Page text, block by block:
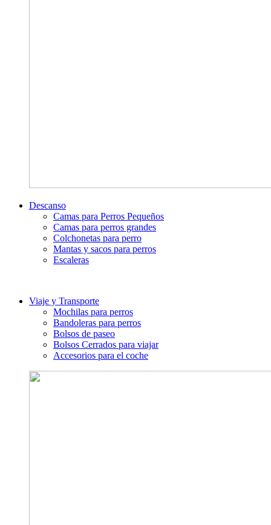
Descanso
Camas para Perros Pequeños
Camas para perros grandes
Colchonetas para perro
Mantas y sacos para perros
Escaleras
Viaje y Transporte
Mochilas para perros
Bandoleras para perros
Bolsos de paseo
Bolsos Cerrados para viajar
Accesorios para el coche